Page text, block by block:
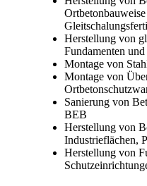
Herstellung von
Fundamenten
Montage von
Montage von
Sanierung von
BEB
Herstellung von
Industrieflächen,
Herstellung von